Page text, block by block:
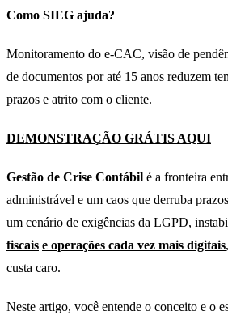
Como SIEG ajuda?
Monitoramento do e-CAC, visão de
de documentos por até 15 anos reduzem
prazos e atrito com o cliente.
DEMONSTRAÇÃO GRÁTIS AQUI
Gestão de Crise Contábil é a fronteira
administrável e um caos que derruba
um cenário de exigências da LGPD,
fiscais e operações cada vez mais digitais
custa caro.
Neste artigo, você entende o conceito e o